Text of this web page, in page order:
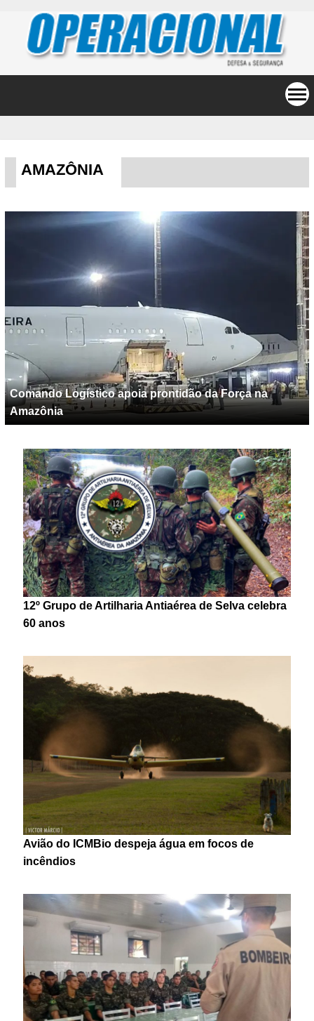
AMAZÔNIA
Comando Logístico apoia prontidão da Força na
Amazônia
12º Grupo de Artilharia Antiaérea de Selva celebra
60 anos
Avião do ICMBio despeja água em focos de
incêndios